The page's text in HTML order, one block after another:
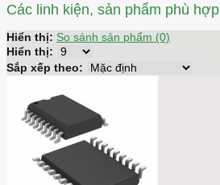
Các linh kiện, sản phẩm phù hợp
Hiển thị: So sánh sản phẩm (0)
Hiển thị:
Sắp xếp theo: